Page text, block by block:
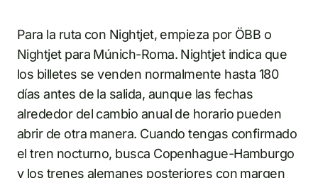
Para la ruta con Nightjet, empieza por ÖBB o
Nightjet para Múnich-Roma. Nightjet indica que
los billetes se venden normalmente hasta 180
días antes de la salida, aunque las fechas
alrededor del cambio anual de horario pueden
abrir de otra manera. Cuando tengas confirmado
el tren nocturno, busca Copenhague-Hamburgo
y los trenes alemanes posteriores con margen